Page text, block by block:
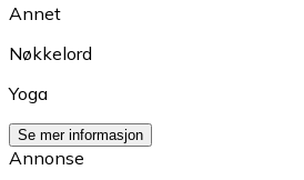
Annet
Nøkkelord
Yoga
Se mer informasjon
Annonse